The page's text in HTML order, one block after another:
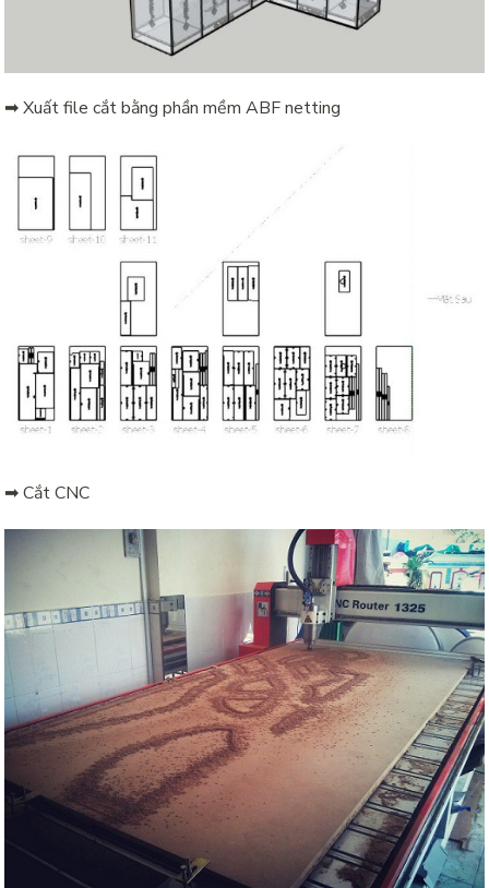
➡ Xuất file cắt bằng phần mềm ABF netting
➡ Cắt CNC